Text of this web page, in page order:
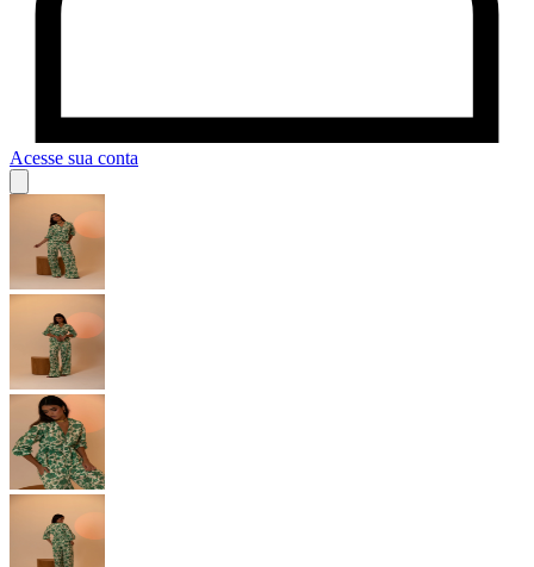
Acesse sua conta